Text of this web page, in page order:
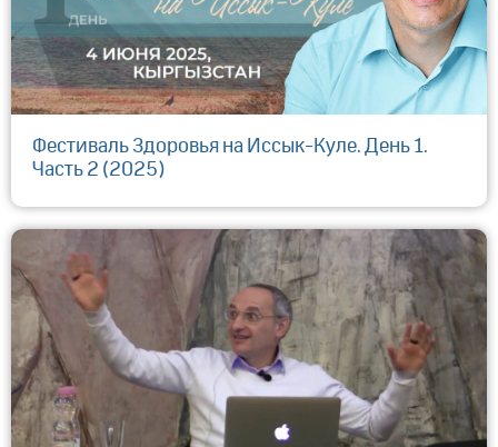
Фестиваль Здоровья на Иссык-Куле. День 1.
Часть 2 (2025)